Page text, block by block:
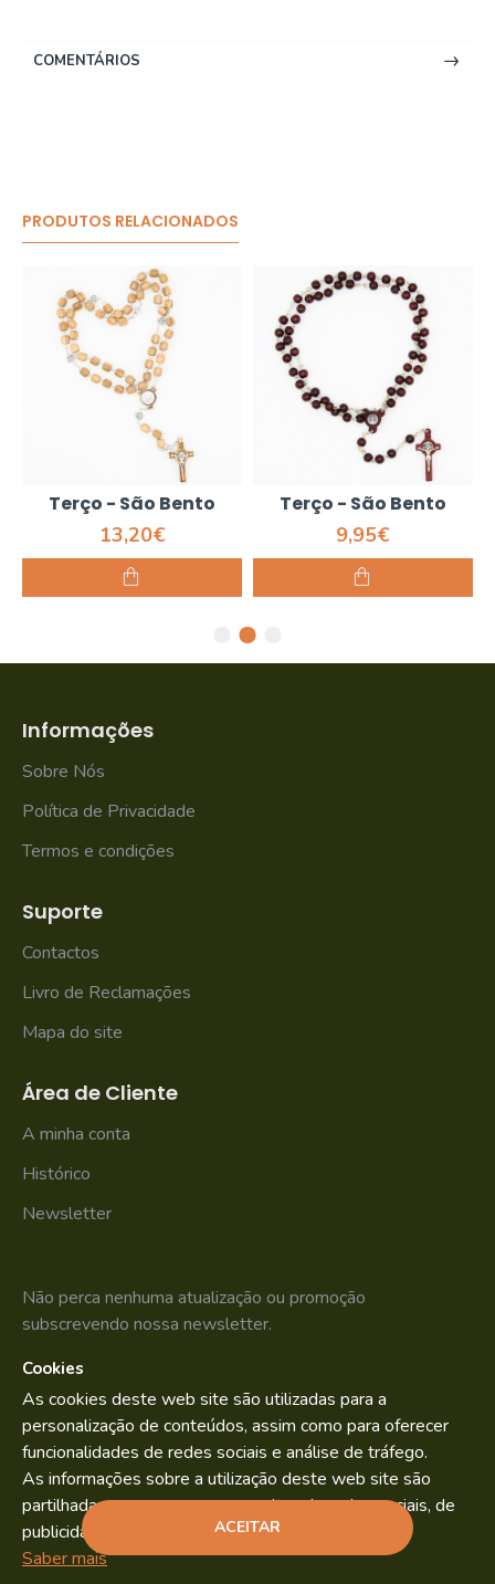
ADICIONAR
COMENTÁRIOS
PRODUTOS RELACIONADOS
Terço - São Bento
13,20€
Terço - São Bento
9,95€
Informações
Sobre Nós
Política de Privacidade
Termos e condições
Suporte
Contactos
Livro de Reclamações
Mapa do site
Área de Cliente
A minha conta
Histórico
Newsletter
Não perca nenhuma atualização ou promoção
subscrevendo nossa newsletter.
Li e aceito osPolítica de Privacidade
Copyright © 2022. ByBild.pt
ACEITAR
Cookies
As cookies deste web site são utilizadas para a
personalização de conteúdos, assim como para oferecer
funcionalidades de redes sociais e análise de tráfego.
As informações sobre a utilização deste web site são
partilhadas com os nossos parceiros de redes sociais, de
publicidade e análise.
Saber mais